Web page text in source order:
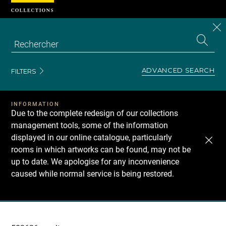
FILTERS ADVANCED SEARCH
INFORMATION
Due to the complete redesign of our collections
management tools, some of the information
displayed in our online catalogue, particularly
rooms in which artworks can be found, may not be
up to date. We apologise for any inconvenience
caused while normal service is being restored.
Recherche
Cookies management panel